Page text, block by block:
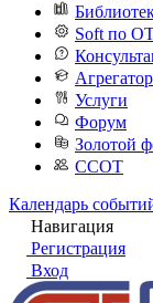
Soft по
Агрегатор
Услуги
Форум
Золотой
ССОТ
Календарь
Навигация
Регистрация
Вход